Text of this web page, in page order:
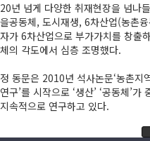
20년 넘게 다양한 취재현장을 넘나
을공동체, 도시재생, 6차산업(농촌
자가 6차산업으로 부가가치를 창출
체의 각도에서 심층 조명했다.
정 동문은 2010년 석사논문‘농촌지
연구’를 시작으로 ‘생산’ ‘공동체’
지속적으로 연구하고 있다.